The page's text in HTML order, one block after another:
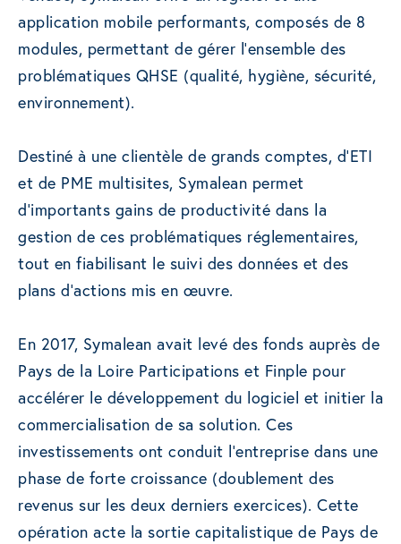
application mobile performants, composés de 8
modules, permettant de gérer l’ensemble des
problématiques QHSE (qualité, hygiène, sécurité,
environnement).
Destiné à une clientèle de grands comptes, d’ETI
et de PME multisites, Symalean permet
d’importants gains de productivité dans la
gestion de ces problématiques réglementaires,
tout en fiabilisant le suivi des données et des
plans d’actions mis en œuvre.
En 2017, Symalean avait levé des fonds auprès de
Pays de la Loire Participations et Finple pour
accélérer le développement du logiciel et initier la
commercialisation de sa solution. Ces
investissements ont conduit l’entreprise dans une
phase de forte croissance (doublement des
revenus sur les deux derniers exercices). Cette
opération acte la sortie capitalistique de Pays de